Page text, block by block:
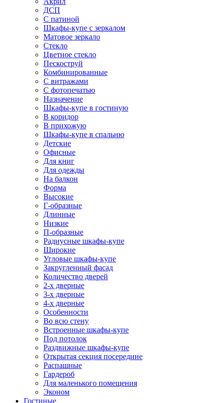
ДСП
С патиной
Шкафы-купе с зеркалом
Матовое зеркало
Стекло
Цветное стекло
Пескоструй
Комбинированные
С витражами
С фотопечатью
Назначение
Шкафы-купе в гостиную
В коридор
В прихожую
Шкафы-купе в спальню
Детские
Офисные
Для книг
Для одежды
На балкон
Форма
Высокие
Г-образные
Длинные
Низкие
П-образные
Радиусные шкафы-купе
Широкие
Угловые шкафы-купе
Закругленный фасад
Количество дверей
2-х дверные
3-х дверные
4-х дверные
Особенности
Во всю стену
Встроенные шкафы-купе
Под потолок
Раздвижные шкафы-купе
Открытая секция посередине
Распашные
Гардероб
Для маленького помещения
Эконом
Гостиные